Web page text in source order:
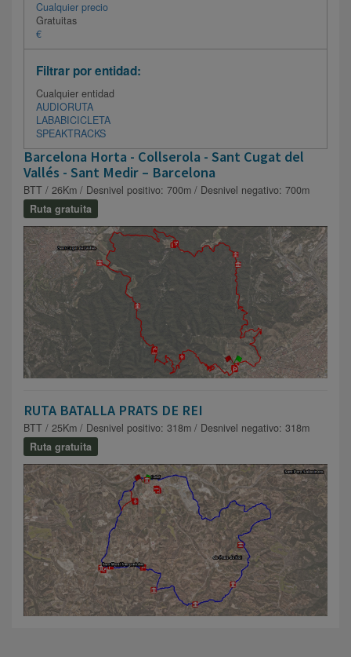
Cualquier precio
Gratuitas
€
Filtrar por entidad:
Cualquier entidad
AUDIORUTA
LABABICICLETA
SPEAKTRACKS
Barcelona Horta - Collserola - Sant Cugat del
Vallés - Sant Medir – Barcelona
BTT / 26Km / Desnivel positivo: 700m / Desnivel negativo: 700m
Ruta gratuita
RUTA BATALLA PRATS DE REI
BTT / 25Km / Desnivel positivo: 318m / Desnivel negativo: 318m
Ruta gratuita